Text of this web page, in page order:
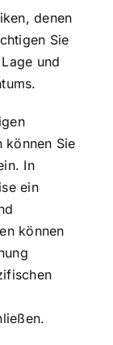
denen
Sie
und
können Sie
In
ein
können